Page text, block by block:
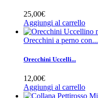
25,00€
Aggiungi al carrello
Orecchini a perno con...
Orecchini Uccelli...
12,00€
Aggiungi al carrello